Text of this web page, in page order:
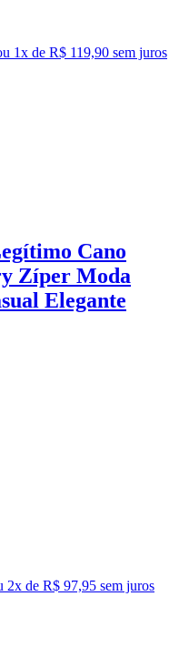
1x de R$ 119,90 sem juros
Cano
Zíper Moda
Elegante
2x de R$ 97,95 sem juros